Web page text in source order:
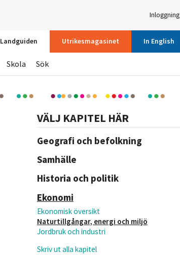
Inloggning
Landguiden Utrikesmagasinet In English
Skola Sök
VÄLJ KAPITEL HÄR
Geografi och befolkning
Samhälle
Historia och politik
Ekonomi
Ekonomisk översikt
Naturtillgångar, energi och miljö
Jordbruk och industri
Skriv ut alla kapitel